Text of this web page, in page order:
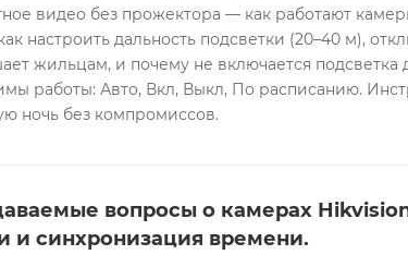
видео без прожектора — как работают
настроить дальность подсветки (20–40 м),
жильцам, и почему не включается
работы: Авто, Вкл, Выкл, По расписанию.
ночь без компромиссов.
вопросы о камерах
и синхронизация времени.